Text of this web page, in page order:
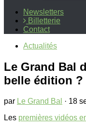
Newsletters
Billetterie
Contact
Actualités
Le Grand Bal
belle édition ?
par Le Grand Bal · 18
Les premières vidéos